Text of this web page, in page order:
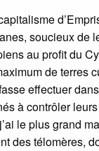
soucieux de
au profit du
de terres
effectuer
à contrôler
le plus grand
des télomères,